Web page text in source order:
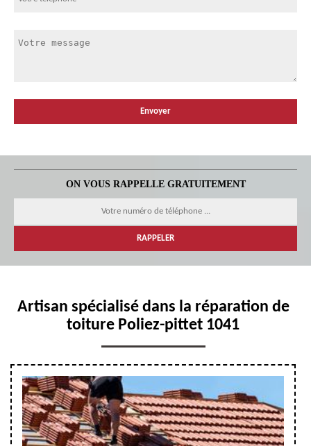
ON VOUS RAPPELLE GRATUITEMENT
Artisan spécialisé dans la réparation de
toiture Poliez-pittet 1041